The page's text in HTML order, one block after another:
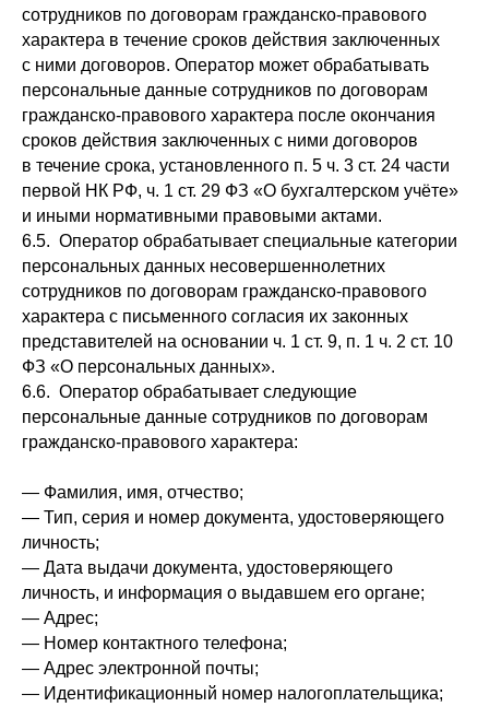
сотрудников по договорам гражданско-правового
характера в течение сроков действия заключенных
с ними договоров. Оператор может обрабатывать
персональные данные сотрудников по договорам
гражданско-правового характера после окончания
сроков действия заключенных с ними договоров
в течение срока, установленного п. 5 ч. 3 ст. 24 части
первой НК РФ, ч. 1 ст. 29 ФЗ «О бухгалтерском учёте»
и иными нормативными правовыми актами.
6.5. Оператор обрабатывает специальные категории
персональных данных несовершеннолетних
сотрудников по договорам гражданско-правового
характера с письменного согласия их законных
представителей на основании ч. 1 ст. 9, п. 1 ч. 2 ст. 10
ФЗ «О персональных данных».
6.6. Оператор обрабатывает следующие
персональные данные сотрудников по договорам
гражданско-правового характера:
— Фамилия, имя, отчество;
— Тип, серия и номер документа, удостоверяющего
личность;
— Дата выдачи документа, удостоверяющего
личность, и информация о выдавшем его органе;
— Адрес;
— Номер контактного телефона;
— Адрес электронной почты;
— Идентификационный номер налогоплательщика;